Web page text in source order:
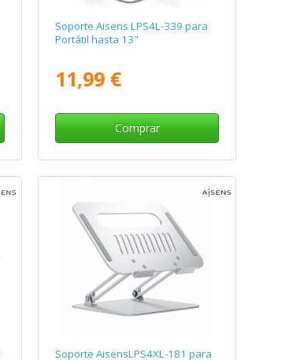
Soporte Aisens LPS4L-339 para
Portátil hasta 13"
11,99 €
Comprar
Soporte AisensLPS4XL-181 para